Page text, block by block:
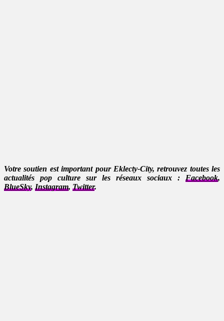
Votre soutien est important pour Eklecty-City, retrouvez toutes les
actualités pop culture sur les réseaux sociaux : Facebook,
BlueSky, Instagram, Twitter.